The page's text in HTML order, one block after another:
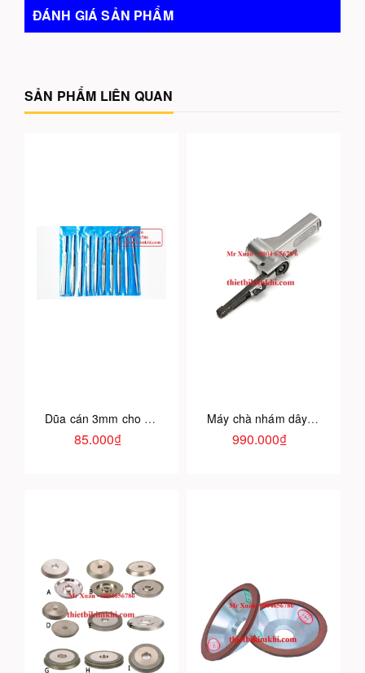
ĐÁNH GIÁ SẢN PHẨM
SẢN PHẨM LIÊN QUAN
Dũa cán 3mm cho máy mài
85.000₫
Máy chà nhám dây đai 10mm
990.000₫